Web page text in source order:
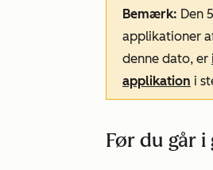
Bemærk: Den
applikationer
denne dato, er
applikation i
Før du går i